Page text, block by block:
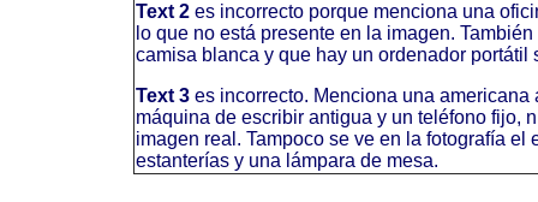
Text 2 es incorrecto porque menciona una
lo que no está presente en la imagen.
camisa blanca y que hay un ordenador
Text 3 es incorrecto. Menciona una
máquina de escribir antigua y un teléfono fijo,
imagen real. Tampoco se ve en la fotografía
estanterías y una lámpara de mesa.